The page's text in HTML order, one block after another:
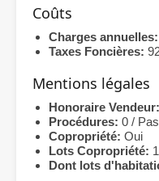
Coûts
Charges annuelles:
Taxes Foncières:
Mentions légales
Honoraire Vendeur:
Procédures: 0 /
Copropriété: Oui
Lots Copropriété:
Dont lots